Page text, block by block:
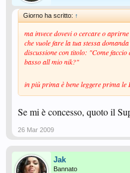
Giorno ha scritto: ↑
ma invece dovevi o cercare o
che vuole fare la tua stessa
discussione con titolo: "Come
basso all mio nik?"
in più prima è bene leggere prima le
Se mi è concesso, quoto il
26 Mar 2009
Jak
Bannato